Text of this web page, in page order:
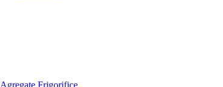
Agregate Frigorifice